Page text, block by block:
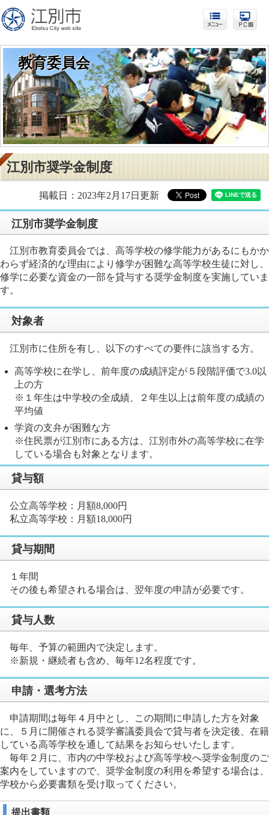
教育委員会
江別市奨学金制度
掲載日：2023年2月17日更新
江別市奨学金制度
江別市教育委員会では、高等学校の修学能力があるにもかか
わらず経済的な理由により修学が困難な高等学校生徒に対し、
修学に必要な資金の一部を貸与する奨学金制度を実施していま
す。
対象者
江別市に住所を有し、以下のすべての要件に該当する方。
高等学校に在学し、前年度の成績評定が５段階評価で3.0以
上の方
※１年生は中学校の全成績、２年生以上は前年度の成績の
平均値
学資の支弁が困難な方
※住民票が江別市にある方は、江別市外の高等学校に在学
している場合も対象となります。
貸与額
公立高等学校：月額8,000円
私立高等学校：月額18,000円
貸与期間
１年間
その後も希望される場合は、翌年度の申請が必要です。
貸与人数
毎年、予算の範囲内で決定します。
※新規・継続者も含め、毎年12名程度です。
申請・選考方法
申請期間は毎年４月中とし、この期間に申請した方を対象
に、５月に開催される奨学審議委員会で貸与者を決定後、在籍
している高等学校を通して結果をお知らせいたします。
毎年２月に、市内の中学校および高等学校へ奨学金制度のご
案内をしていますので、奨学金制度の利用を希望する場合は、
学校から必要書類を受け取ってください。
提出書類